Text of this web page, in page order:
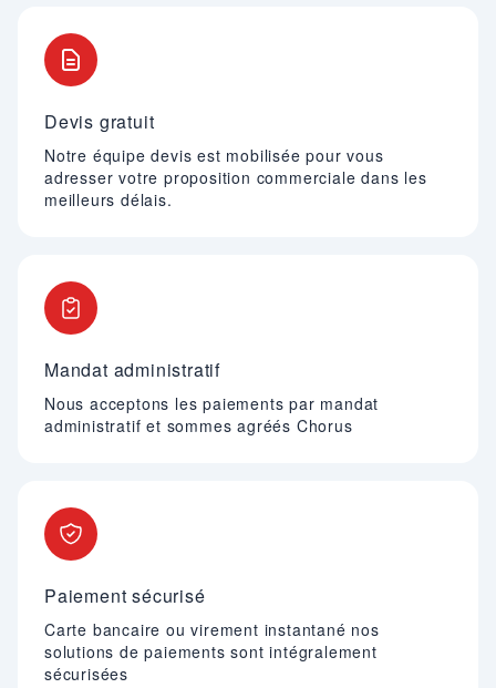
Devis gratuit
Notre équipe devis est mobilisée pour vous
adresser votre proposition commerciale dans les
meilleurs délais.
Mandat administratif
Nous acceptons les paiements par mandat
administratif et sommes agréés Chorus
Paiement sécurisé
Carte bancaire ou virement instantané nos
solutions de paiements sont intégralement
sécurisées